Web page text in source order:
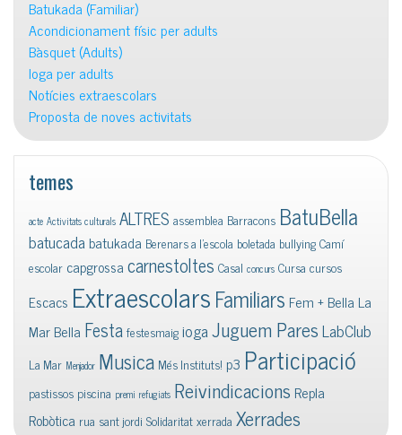
Batukada (Familiar)
Acondicionament físic per adults
Bàsquet (Adults)
Ioga per adults
Notícies extraescolars
Proposta de noves activitats
temes
acte Activitats culturals ALTRES assemblea Barracons BatuBella
batucadabatukada Berenars a l'escola boletada bullyingCamí
escolar capgrossacarnestoltes Casal concurs Cursa cursos
Escacs ExtraescolarsFamiliars Fem + Bella La
Mar Bella FestafestesmaigiogaJuguem ParesLabClub
La Mar Menjador Musica Més Instituts! p3 Participació
pastissos piscina premi refugiats Reivindicacions Repla
Robòtica rua sant jordi Solidaritatxerrada Xerrades